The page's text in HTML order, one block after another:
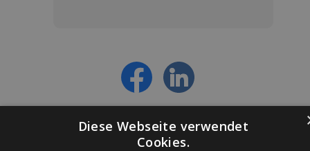
Diese Webseite verwendet
Cookies.